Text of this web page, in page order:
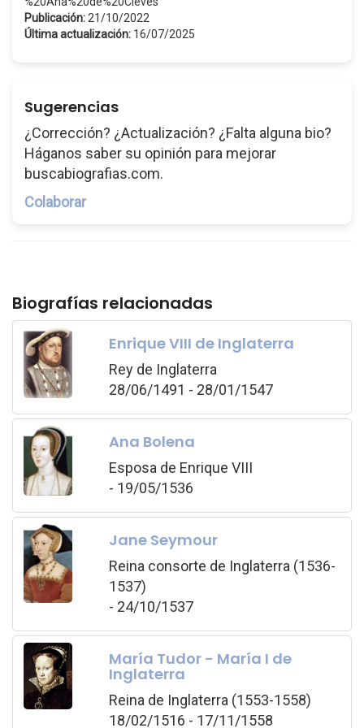
Publicación: 21/10/2022
Última actualización: 16/07/2025
Sugerencias
¿Corrección? ¿Actualización? ¿Falta alguna bio?
Háganos saber su opinión para mejorar
buscabiografias.com.
Colaborar
Biografías relacionadas
Enrique VIII de Inglaterra
Rey de Inglaterra
28/06/1491 - 28/01/1547
Ana Bolena
Esposa de Enrique VIII
- 19/05/1536
Jane Seymour
Reina consorte de Inglaterra (1536-
1537)
- 24/10/1537
María Tudor - María I de
Inglaterra
Reina de Inglaterra (1553-1558)
18/02/1516 - 17/11/1558